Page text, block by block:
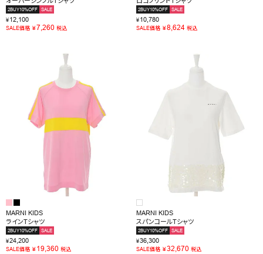
2BUY10%OFF SALE
¥12,100
SALE価格 ¥7,260 税込
2BUY10%OFF SALE
¥10,780
SALE価格 ¥8,624 税込
MARNI KIDS
ラインTシャツ
2BUY10%OFF SALE
¥24,200
SALE価格 ¥19,360 税込
MARNI KIDS
スパンコールTシャツ
2BUY10%OFF SALE
¥36,300
SALE価格 ¥32,670 税込